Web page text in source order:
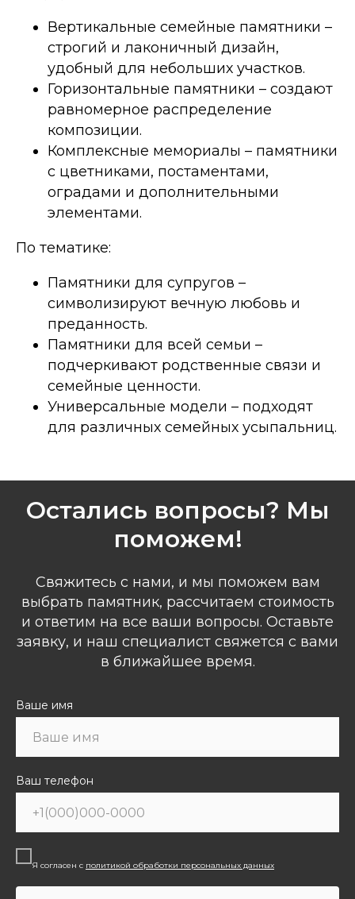
Вертикальные семейные памятники –
строгий и лаконичный дизайн,
удобный для небольших участков.
Горизонтальные памятники – создают
равномерное распределение
композиции.
Комплексные мемориалы – памятники
с цветниками, постаментами,
оградами и дополнительными
элементами.
По тематике:
Памятники для супругов –
символизируют вечную любовь и
преданность.
Памятники для всей семьи –
подчеркивают родственные связи и
семейные ценности.
Универсальные модели – подходят
для различных семейных усыпальниц.
Остались вопросы? Мы
поможем!
Свяжитесь с нами, и мы поможем вам
выбрать памятник, рассчитаем стоимость
и ответим на все ваши вопросы. Оставьте
заявку, и наш специалист свяжется с вами
в ближайшее время.
Ваше имя
Ваш телефон
Я согласен с политикой обработки персональных данных